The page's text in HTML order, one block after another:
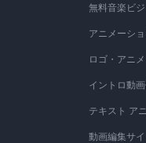
無料音楽ビ
アニメーシ
ロゴ・アニ
イントロ動
テキスト ア
動画編集サイ